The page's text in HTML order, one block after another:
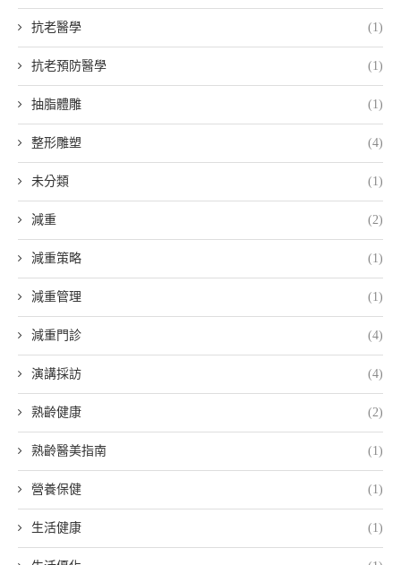
抗老醫學 (1)
抗老預防醫學 (1)
抽脂體雕 (1)
整形雕塑 (4)
未分類 (1)
減重 (2)
減重策略 (1)
減重管理 (1)
減重門診 (4)
演講採訪 (4)
熟齡健康 (2)
熟齡醫美指南 (1)
營養保健 (1)
生活健康 (1)